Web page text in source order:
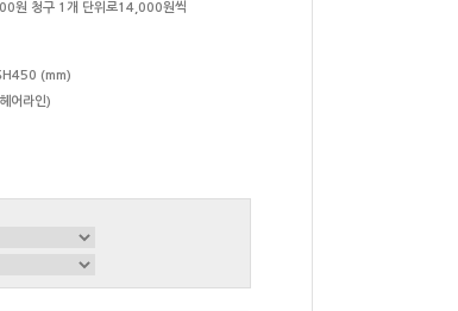
원 청구 1개 단위로14,000원씩
(mm)
어라인)